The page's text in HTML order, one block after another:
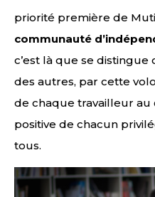
priorité première de
communauté
c’est là que se
des autres, par cette
de chaque travailleur au
positive de chacun
tous.